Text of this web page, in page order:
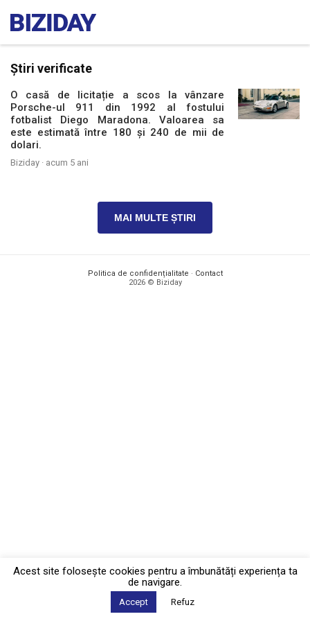
Știri verificate
O casă de licitație a scos la vânzare
Porsche-ul 911 din 1992 al fostului
fotbalist Diego Maradona. Valoarea sa
este estimată între 180 și 240 de mii de
dolari.
Biziday · acum 5 ani
MAI MULTE ȘTIRI
Politica de confidențialitate · Contact
2026 © Biziday
Acest site foloseşte cookies pentru a îmbunătăți experiența ta
de navigare.
Accept Refuz